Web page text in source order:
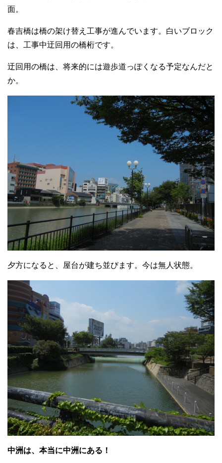
面。
春吉橋は橋の架け替え工事が進んでいます。白いブロック
は、工事中迂回用の橋桁です。
迂回用の橋は、将来的には遊歩道っぽくなる予定なんだと
か。
夕方になると、屋台が建ち並びます。今は無人状態。
中洲は、本当に中洲にある！